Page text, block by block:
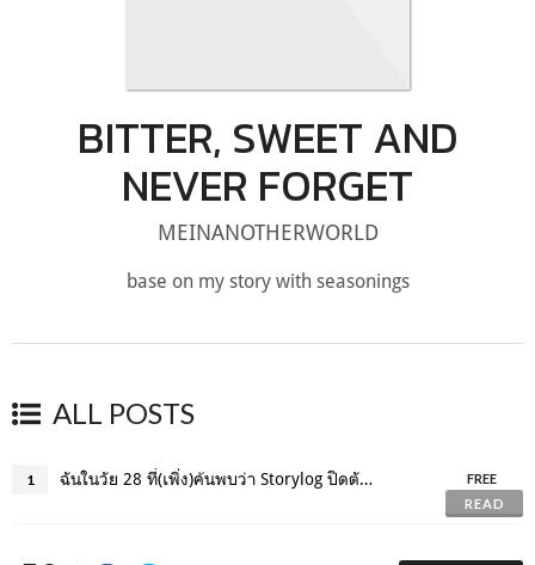
BITTER, SWEET AND
NEVER FORGET
MEINANOTHERWORLD
base on my story with seasonings
ALL POSTS
1 ฉันในวัย 28 ที่(เพิ่ง)ค้นพบว่า Storylog ปิดตัวลง
FREE
READ